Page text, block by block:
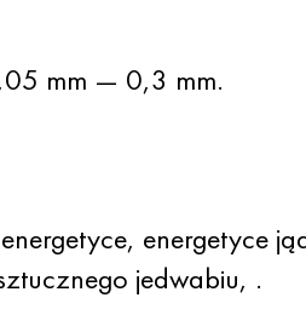
mm — 0,3 mm.
energetyce
jedwabiu, .